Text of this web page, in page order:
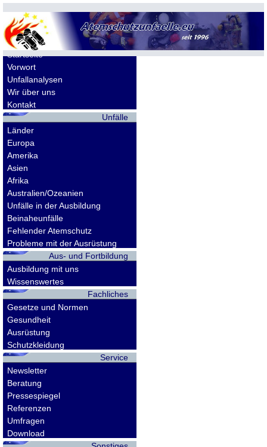
Allgemeines
Startseite
Vorwort
Unfallanalysen
Wir über uns
Kontakt
Unfälle
Länder
Europa
Amerika
Asien
Afrika
Australien/Ozeanien
Unfälle in der Ausbildung
Beinaheunfälle
Fehlender Atemschutz
Probleme mit der Ausrüstung
Aus- und Fortbildung
Ausbildung mit uns
Wissenswertes
Fachliches
Gesetze und Normen
Gesundheit
Ausrüstung
Schutzkleidung
Service
Newsletter
Beratung
Pressespiegel
Referenzen
Umfragen
Download